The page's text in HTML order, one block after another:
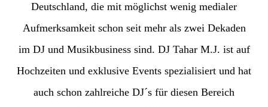
Deutschland, die mit möglichst wenig medialer
Aufmerksamkeit schon seit mehr als zwei Dekaden
im DJ und Musikbusiness sind. DJ Tahar M.J. ist auf
Hochzeiten und exklusive Events spezialisiert und hat
auch schon zahlreiche DJ´s für diesen Bereich